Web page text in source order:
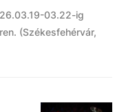
03.22-ig
(Székesfehérvár,